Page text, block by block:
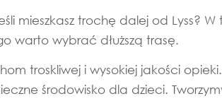
mieszkasz trochę dalej od Lyss?
warto wybrać dłuższą trasę.
troskliwej i wysokiej jakości
środowisko dla dzieci.